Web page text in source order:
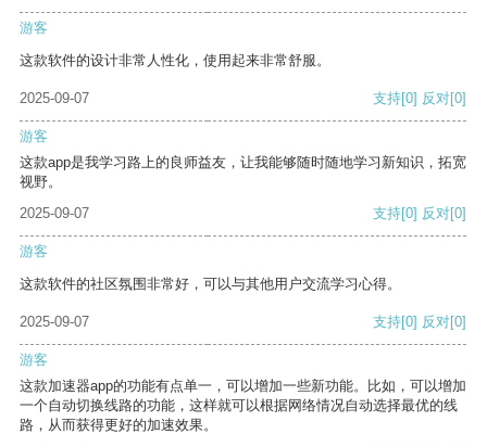
游客
这款软件的设计非常人性化，使用起来非常舒服。
2025-09-07 支持[0] 反对[0]
游客
这款app是我学习路上的良师益友，让我能够随时随地学习新知识，拓宽
视野。
2025-09-07
支持[0] 反对[0]
游客
这款软件的社区氛围非常好，可以与其他用户交流学习心得。
2025-09-07 支持[0] 反对[0]
游客
这款加速器app的功能有点单一，可以增加一些新功能。比如，可以增加
一个自动切换线路的功能，这样就可以根据网络情况自动选择最优的线
路，从而获得更好的加速效果。